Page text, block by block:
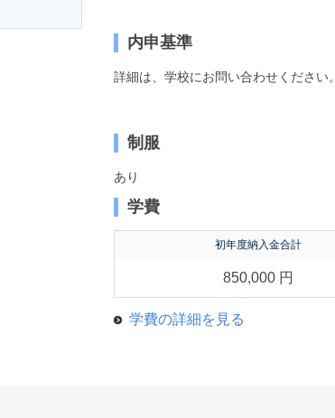
内申基準
詳細は、学校にお問い合わせください。
制服
あり
学費
初年度納入金合計
850,000 円
学費の詳細を見る